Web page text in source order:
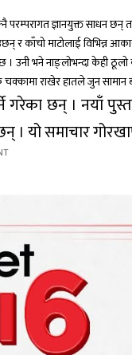
परम्परागत ज्ञानयुक्त साधन
काँचो माटोलाई विभिन्न
उनी भने नाङ्लोभन्दा केही
राखेर हातले जुन सामान
छन् । नयाँ
। यो समाचार